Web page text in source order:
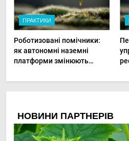
ПРАКТИКИ
Роботизовані помічники:
як автономні наземні
платформи змінюють
овочами
до